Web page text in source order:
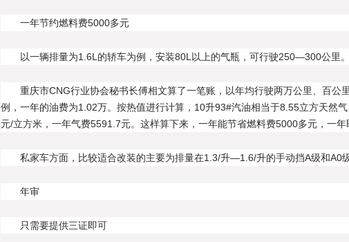
一年节约燃料费5000多元
以一辆排量为1.6L的轿车为例，安装80L以上的气瓶，可行驶250—300公里。
重庆市CNG行业协会秘书长傅相文算了一笔账，以年均行驶两万公里、百公
例，一年的油费为1.02万。按热值进行计算，10升93#汽油相当于8.55立方天然
元/立方米，一年气费5591.7元。这样算下来，一年能节省燃料费5000多元，一年
私家车方面，比较适合改装的主要为排量在1.3/升—1.6/升的手动挡A级和A0级
年审
只需要提供三证即可